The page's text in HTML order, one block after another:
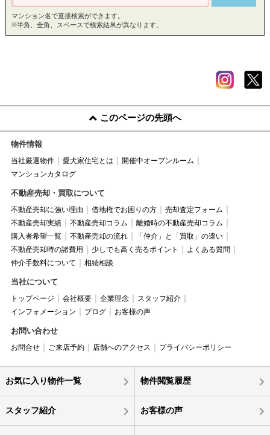
マンション名で直接検索ができます。
※半角、全角、スペースで検索結果が異なります。
このページの先頭へ
物件情報
当社厳選物件 愛犬家住宅とは
開催中オープンルーム
マンションカタログ
不動産売却・買取について
不動産売却に強い理由 借地権でお困りの方
売却査定フォーム
不動産売却実績
不動産売却コラム
離婚時の不動産売却コラム
購入者希望一覧
不動産売却の流れ
「仲介」と「買取」の違い
不動産売却時の諸費用
少しでも高く売るポイント
よくある質問
仲介手数料について
相続相談
当社について
トップページ 会社概要 企業理念
スタッフ紹介
インフォメーション
ブログ お客様の声
お問い合わせ
お問合せ ご来店予約 店舗へのアクセス プライバシーポリシー
お気に入り物件一覧 物件閲覧履歴
スタッフ紹介 お客様の声